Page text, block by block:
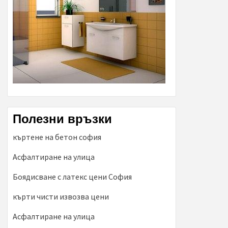
Полезни връзки
къртене на бетон софия
Асфалтиране на улица
Боядисване с латекс цени София
кърти чисти извозва цени
Асфалтиране на улица